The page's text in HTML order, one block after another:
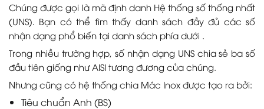
Chúng được gọi là mã định danh Hệ thống số thống nhất
(UNS). Bạn có thể tìm thấy danh sách đầy đủ các số
nhận dạng phổ biến tại danh sách phía dưới .
Trong nhiều trường hợp, số nhận dạng UNS chia sẻ ba số
đầu tiên giống như AISI tương đương của chúng.
Nhưng cũng có hệ thống chia Mác Inox được tạo ra bởi:
Tiêu chuẩn Anh (BS)